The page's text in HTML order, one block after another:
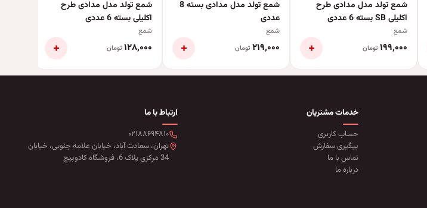
شمع تولد مدل مدادی طرح
اکلیلی SB بسته 6 عددی
شمع
۱۹۹٬۰۰۰ تومان +
شمع تولد مدل مدادی بسته 8
عددی
شمع
۲۱۹٬۰۰۰ تومان +
شمع تولد مدل مدادی طرح
اکلیلی بسته 6 عددی
شمع
۱۲۸٬۰۰۰ تومان +
خدمات مشتریان
حساب کاربری
پیگیری سفارش
تماس با ما
درباره ما
ارتباط با ما
۰۲۱۸۸۶۹۴۸۱۰
تهران، سعادت آباد، خیابان علامه جنوبی، خیابان
34 مرکزی پلاک 6، فروشگاه کادوپیچ